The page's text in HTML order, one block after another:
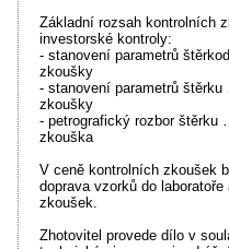
Základní rozsah kontrolních
investorské kontroly:
- stanovení parametrů
zkoušky
- stanovení parametrů
zkoušky
- petrografický rozbor
zkouška
V ceně kontrolních zkoušek
doprava vzorků do
zkoušek.
Zhotovitel provede dílo v